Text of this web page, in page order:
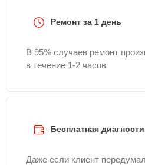
Ремонт за 1 день
В 95% случаев ремонт
в течение 1-2 часов
Бесплатная
Даже если клиент